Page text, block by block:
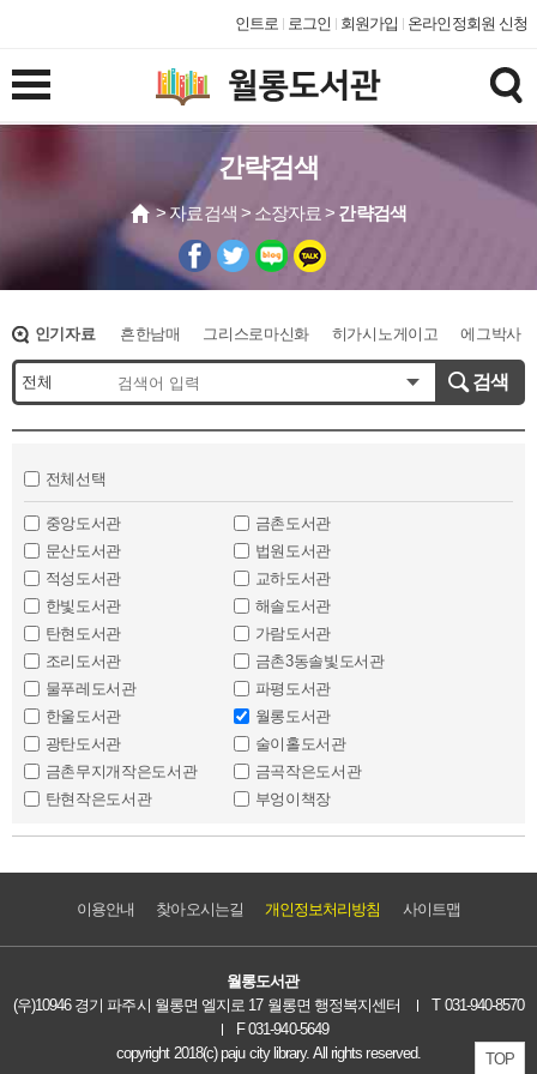
인트로 로그인 회원가입 온라인정회원 신청
간략검색
> 자료검색 > 소장자료 > 간략검색
인기자료 흔한남매 그리스로마신화 히가시노게이고
에그박사
오디세이아
만화 슈뻘맨
검색
전체선택
중앙도서관
금촌도서관
문산도서관
법원도서관
적성도서관
교하도서관
한빛도서관
해솔도서관
탄현도서관
가람도서관
조리도서관
금촌3동솔빛도서관
물푸레도서관
파평도서관
한울도서관
월롱도서관
광탄도서관
술이홀도서관
금촌무지개작은도서관
금곡작은도서관
탄현작은도서관
부엉이책장
TOP
이용안내 찾아오시는길 개인정보처리방침 사이트맵
월롱도서관
(우)10946 경기 파주시 월롱면 엘지로 17 월롱면 행정복지센터
T 031-940-8570
F 031-940-5649
copyright 2018(c) paju city library. All rights reserved.